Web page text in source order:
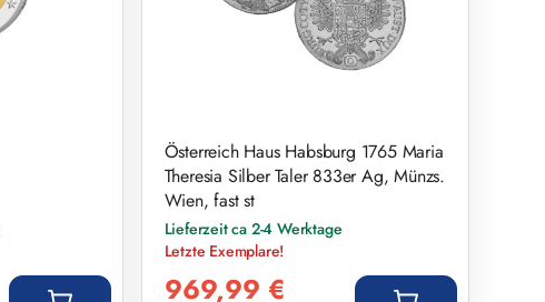
Österreich Haus Habsburg 1765 Maria
Theresia Silber Taler 833er Ag, Münzs.
Wien, fast st
Lieferzeit ca 2-4 Werktage
Letzte Exemplare!
969,99 €